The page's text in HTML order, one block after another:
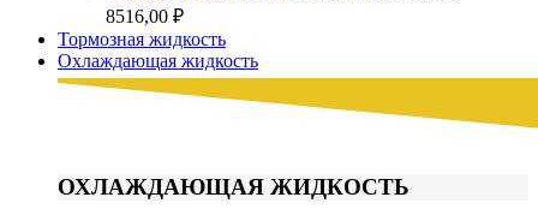
8516,00 ₽Диапазон
цен:
1928,00 ₽
–
8516,00 ₽
Тормозная жидкость
Охлаждающая жидкость
ОХЛАЖДАЮЩАЯ ЖИДКОСТЬ